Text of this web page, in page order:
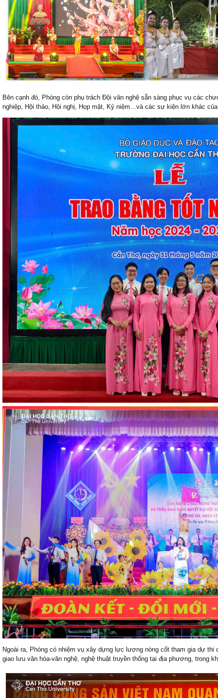
Bên cạnh đó, Phòng còn phụ trách Đội văn nghệ sẵn sàng phục vụ các
nghiệp, Hội thảo, Hội nghị, Họp mặt, Kỷ niệm…và các sự kiện lớn khác
Ngoài ra, Phòng có nhiệm vụ xây dựng lực lượng nòng cốt tham gia dự
giao lưu văn hóa-văn nghệ, nghệ thuật truyền thống tại địa phương, trong